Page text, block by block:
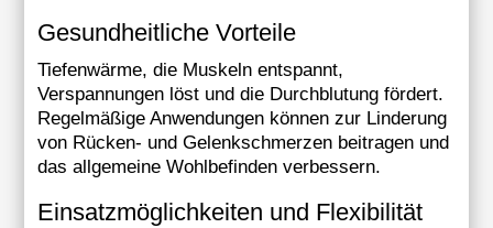
Gesundheitliche Vorteile
Tiefenwärme, die Muskeln entspannt,
Verspannungen löst und die Durchblutung fördert.
Regelmäßige Anwendungen können zur Linderung
von Rücken- und Gelenkschmerzen beitragen und
das allgemeine Wohlbefinden verbessern.
Einsatzmöglichkeiten und Flexibilität